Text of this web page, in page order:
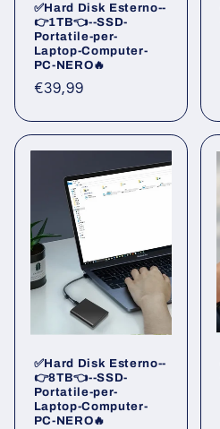
✅Hard Disk Esterno--
👉1TB👈--SSD-
Portatile-per-
Laptop-Computer-
PC-NERO🔥
Prezzo
listino
€39,99
✅Hard Disk Esterno--
👉8TB👈--SSD-
Portatile-per-
Laptop-Computer-
PC-NERO🔥